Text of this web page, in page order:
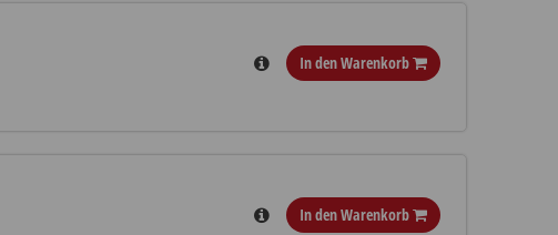
In den Warenkorb
In den Warenkorb